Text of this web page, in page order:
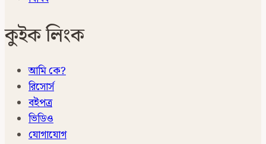
কুইক লিংক
আমি কে?
রিসোর্স
বইপত্র
ভিডিও
যোগাযোগ